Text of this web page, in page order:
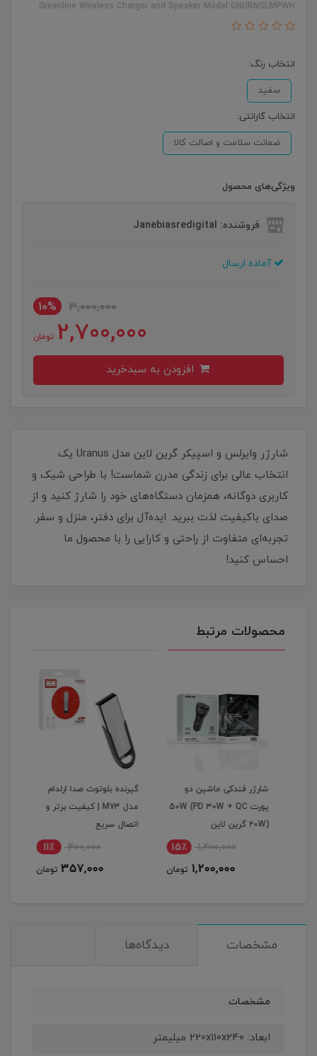
Greenline Wireless Charger and Speaker Model GNURNSLMPWH
انتخاب رنگ:
سفید
انتخاب گارانتی:
ضمانت سلامت و اصالت کالا
ویژگی‌های محصول
فروشنده: Janebiasredigital
آماده ارسال
3,000,000
10%
2,700,000 تومان
شارژر وایرلس و اسپیکر گرین لاین مدل Uranus یک
انتخاب عالی برای زندگی مدرن شماست! با طراحی شیک و
کاربری دوگانه، همزمان دستگاه‌های خود را شارژ کنید و از
صدای باکیفیت لذت ببرید. ایده‌آل برای دفتر، منزل و سفر.
تجربه‌ای متفاوت از راحتی و کارایی را با محصول ما
احساس کنید!
محصولات مرتبط
شارژر فندکی ماشین دو
پورت 50W (PD 30W + QC
20W) گرین لاین
1,400,000 15٪
1,200,000 تومان
گیرنده بلوتوث صدا ارلدام
مدل M73 | کیفیت برتر و
اتصال سریع
400,000 11٪
357,000 تومان
مشخصات دیدگاه‌ها
مشخصات
ابعاد: 220x110x240 میلیمتر